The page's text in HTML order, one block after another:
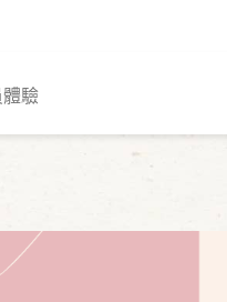
體驗